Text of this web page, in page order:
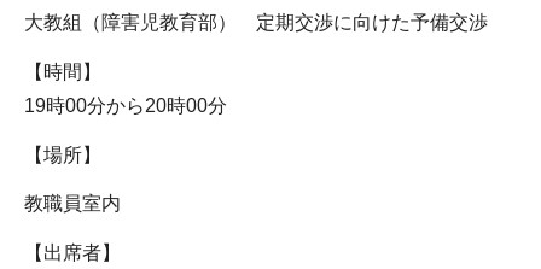
大教組（障害児教育部） 定期交渉に向けた予備交渉
【時間】
19時00分から20時00分
【場所】
教職員室内
【出席者】